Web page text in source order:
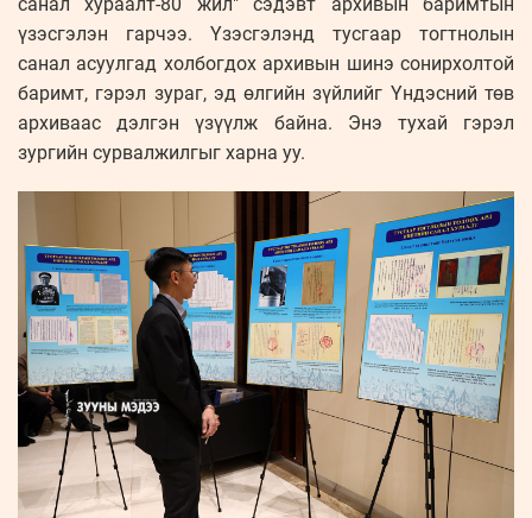
үзэсгэлэн гарчээ. Үзэсгэлэнд тусгаар тогтнолын
санал асуулгад холбогдох архивын шинэ сонирхолтой
баримт, гэрэл зураг, эд өлгийн зүйлийг Үндэсний төв
архиваас дэлгэн үзүүлж байна. Энэ тухай гэрэл
зургийн сурвалжилгыг харна уу.